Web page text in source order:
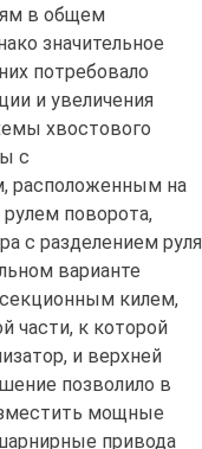
в общем
значительное
потребовало
и увеличения
хвостового
с
расположенным на
поворота,
с разделением руля
варианте
килем,
части, к которой
и верхней
позволило в
мощные
привода